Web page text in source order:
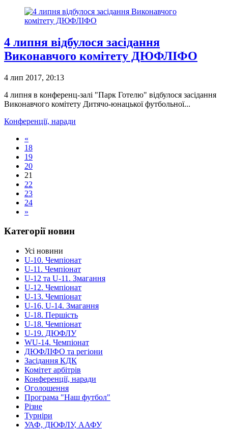
4 липня відбулося засідання
Виконавчого комітету ДЮФЛІФО
4 лип 2017, 20:13
4 липня в конференц-залі "Парк Готелю" відбулося засідання
Виконавчого комітету Дитячо-юнацької футбольної...
Конференції, наради
«
18
19
20
21
22
23
24
»
Категорії новин
Усі новини
U-10. Чемпіонат
U-11. Чемпіонат
U-12 та U-11. Змагання
U-12. Чемпіонат
U-13. Чемпіонат
U-16, U-14. Змагання
U-18. Першість
U-18. Чемпіонат
U-19. ДЮФЛУ
WU-14. Чемпіонат
ДЮФЛІФО та регіони
Засідання КДК
Комітет арбітрів
Конференції, наради
Оголошення
Програма "Наш футбол"
Різне
Турніри
УАФ, ДЮФЛУ, ААФУ